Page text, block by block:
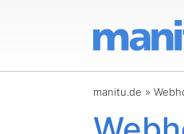
manitu.de »